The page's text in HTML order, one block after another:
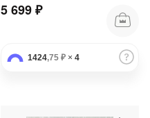
5 699 ₽
1424,75 ₽ × 4